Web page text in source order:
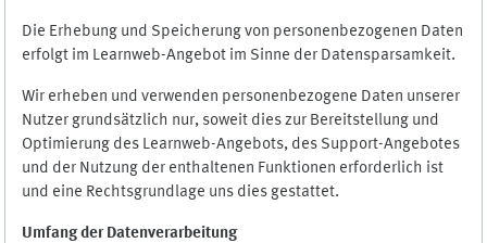
Die Erhebung und Speicherung von personenbezogenen Daten
erfolgt im Learnweb-Angebot im Sinne der Datensparsamkeit.
Wir erheben und verwenden personenbezogene Daten unserer
Nutzer grundsätzlich nur, soweit dies zur Bereitstellung und
Optimierung des Learnweb-Angebots, des Support-Angebotes
und der Nutzung der enthaltenen Funktionen erforderlich ist
und eine Rechtsgrundlage uns dies gestattet.
Umfang der Datenverarbeitung